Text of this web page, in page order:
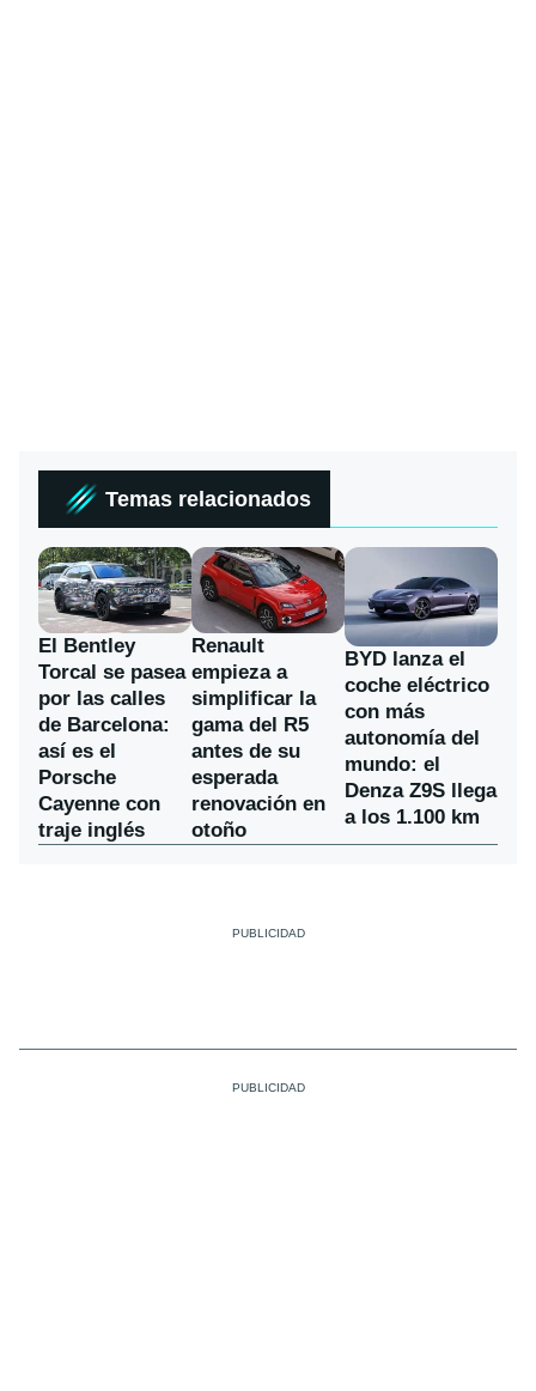
Temas relacionados
El Bentley
Torcal se pasea
por las calles
de Barcelona:
así es el
Porsche
Cayenne con
traje inglés
Renault
empieza a
simplificar la
gama del R5
antes de su
esperada
renovación en
otoño
BYD lanza el
coche eléctrico
con más
autonomía del
mundo: el
Denza Z9S llega
a los 1.100 km